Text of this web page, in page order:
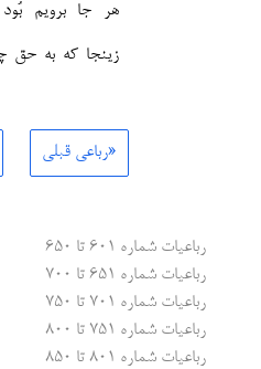
هر جا برویم
زینجا که به حق
«رباعی قبلی
رباعیات شماره ۶۰۱ تا ۶۵۰
رباعیات شماره ۶۵۱ تا ۷۰۰
رباعیات شماره ۷۰۱ تا ۷۵۰
رباعیات شماره ۷۵۱ تا ۸۰۰
رباعیات شماره ۸۰۱ تا ۸۵۰